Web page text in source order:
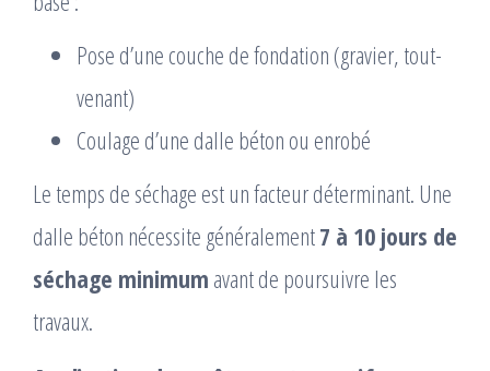
Pose d’une couche de fondation (gravier, tout-
venant)
Coulage d’une dalle béton ou enrobé
Le temps de séchage est un facteur déterminant. Une
dalle béton nécessite généralement7 à 10 jours de
séchage minimum avant de poursuivre les
travaux.